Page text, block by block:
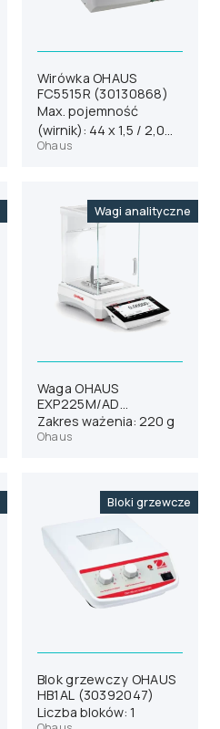
Wirówka OHAUS
FC5515R (30130868)
Max. pojemność
(wirnik): 44 x 1,5 / 2,0
ml; 12 x 5 ml
Ohaus
Wagi analityczne
Waga OHAUS
EXP225M/AD
(31059091)
Zakres ważenia: 220 g
Ohaus
Bloki grzewcze
Blok grzewczy OHAUS
HB1AL (30392047)
Liczba bloków: 1